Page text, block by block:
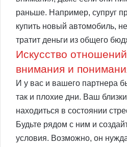
раньше. Например, супруг
купить новый автомобиль,
тратит деньги из общего
Искусство
внимания и
И у вас и вашего партнера
так и плохие дни. Ваш
находиться в состоянии
Будьте рядом с ним и
условия. Возможно, он